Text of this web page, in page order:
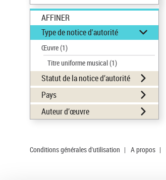
AFFINER
Type de notice d'autorité
Œuvre(1)
Titre uniforme musical(1)
Statut de la notice d’autorité
Pays
Auteur d’œuvre
Conditions générales d'utilisation | A propos |